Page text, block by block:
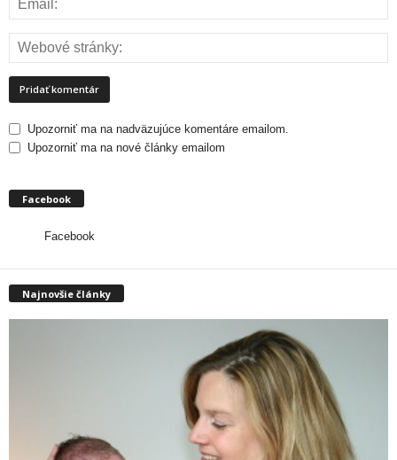
Upozorniť ma na nadväzujúce komentáre emailom.
Upozorniť ma na nové články emailom
Facebook
Facebook
Najnovšie články